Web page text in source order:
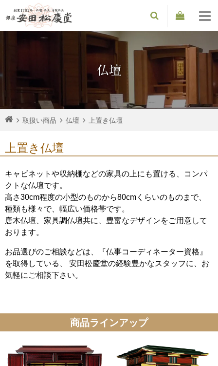
仏壇
取扱い商品 仏壇 上置き仏壇
上置き仏壇
キャビネットや収納棚などの家具の上にも置ける、コンパ
クトな仏壇です。
高さ30cm程度の小型のものから80cmくらいのものまで、
種類も様々で、幅広い価格帯です。
唐木仏壇、家具調仏壇共に、豊富なデザインをご用意して
おります。
お品選びのご相談などは、『仏事コーディネーター資格』
を取得している、 安田松慶堂の経験豊かなスタッフに、お
気軽にご相談下さい。
商品ラインアップ